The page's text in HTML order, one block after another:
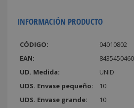
INFORMACIÓN PRODUCTO
CÓDIGO:
04010802
EAN:
UD. Medida:
UNID
UDS. Envase pequeño:
10
UDS. Envase grande:
10